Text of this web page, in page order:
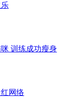
训练成功瘦身
网络